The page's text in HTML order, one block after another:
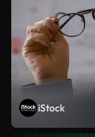
iStock